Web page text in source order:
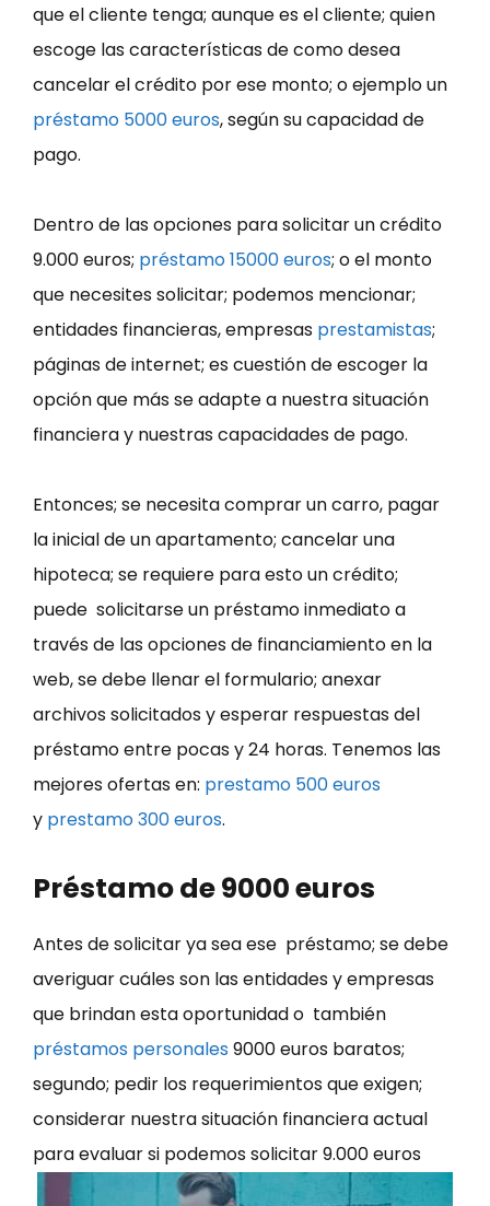
que el cliente tenga; aunque es el cliente; quien
escoge las características de como desea
cancelar el crédito por ese monto; o ejemplo un
préstamo 5000 euros, según su capacidad de
pago.
Dentro de las opciones para solicitar un crédito
9.000 euros; préstamo 15000 euros; o el monto
que necesites solicitar; podemos mencionar;
entidades financieras, empresas prestamistas;
páginas de internet; es cuestión de escoger la
opción que más se adapte a nuestra situación
financiera y nuestras capacidades de pago.
Entonces; se necesita comprar un carro, pagar
la inicial de un apartamento; cancelar una
hipoteca; se requiere para esto un crédito;
puede solicitarse un préstamo inmediato a
través de las opciones de financiamiento en la
web, se debe llenar el formulario; anexar
archivos solicitados y esperar respuestas del
préstamo entre pocas y 24 horas. Tenemos las
mejores ofertas en: prestamo 500 euros
y prestamo 300 euros.
Préstamo de 9000 euros
Antes de solicitar ya sea ese préstamo; se debe
averiguar cuáles son las entidades y empresas
que brindan esta oportunidad o también
préstamos personales 9000 euros baratos;
segundo; pedir los requerimientos que exigen;
considerar nuestra situación financiera actual
para evaluar si podemos solicitar 9.000 euros